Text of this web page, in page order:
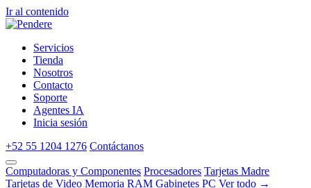
Ir al contenido
Servicios
Tienda
Nosotros
Contacto
Soporte
Agentes IA
Inicia sesión
+52 55 1204 1276 Contáctanos
Computadoras y Componentes Procesadores Tarjetas Madre
Tarjetas de Video Memoria RAM Gabinetes PC Ver todo →